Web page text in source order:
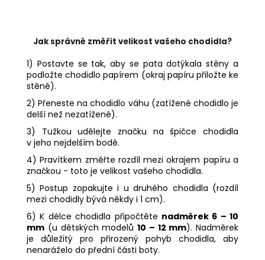
Jak správně změřit velikost vašeho chodidla?
1) Postavte se tak, aby se pata dotýkala stěny a
podložte chodidlo papírem (okraj papíru přiložte ke
stěně).
2) Přeneste na chodidlo váhu (zatížené chodidlo je
delší než nezatížené).
3) Tužkou udělejte značku na špičce chodidla
v jeho nejdelším bodě.
4) Pravítkem změřte rozdíl mezi okrajem papíru a
značkou - toto je velikost vašeho chodidla.
5) Postup zopakujte i u druhého chodidla (rozdíl
mezi chodidly bývá někdy i 1 cm).
6) K délce chodidla připočtěte nadměrek 6 – 10
mm (u dětských modelů 10 – 12 mm). Nadměrek
je důležitý pro přirozený pohyb chodidla, aby
nenaráželo do přední části boty.